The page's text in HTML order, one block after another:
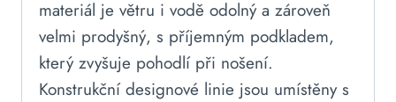
materiál je větru i vodě odolný a zároveň
velmi prodyšný, s příjemným podkladem,
který zvyšuje pohodlí při nošení.
Konstrukční designové linie jsou umístěny s